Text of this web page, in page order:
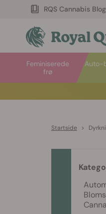
RQS Cannabis Blog
Auto-
Feminiserede
frø
Startside >